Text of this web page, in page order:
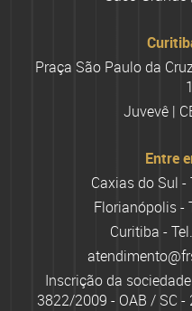
Praça São Paulo da
Juvevê |
Entre
Caxias do Sul -
Florianópolis -
Curitiba - Tel.
Inscrição da
3822/2009 - OAB / SC